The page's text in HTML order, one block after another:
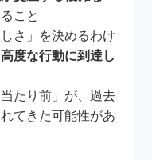
こと
さ」を決めるわけ
度な行動に到達し
たり前」が、過去
てきた可能性があ